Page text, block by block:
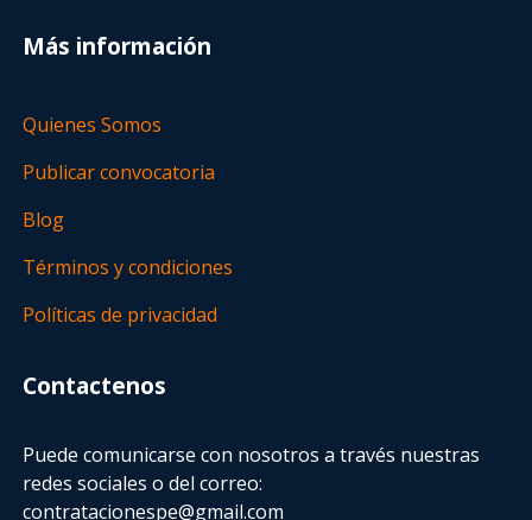
Más información
Quienes Somos
Publicar convocatoria
Blog
Términos y condiciones
Políticas de privacidad
Contactenos
Puede comunicarse con nosotros a través nuestras
redes sociales o del correo:
contratacionespe@gmail.com